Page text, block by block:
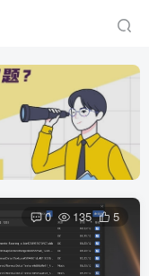
0 135 5